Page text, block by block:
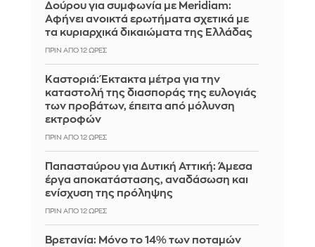
Δούρου για συμφωνία με Meridiam:
Αφήνει ανοικτά ερωτήματα σχετικά με
τα κυριαρχικά δικαιώματα της Ελλάδας
ΠΡΙΝ ΑΠΌ 12 ΏΡΕΣ
Καστοριά: Έκτακτα μέτρα για την
καταστολή της διασποράς της ευλογιάς
των προβάτων, έπειτα από μόλυνση
εκτροφών
ΠΡΙΝ ΑΠΌ 12 ΏΡΕΣ
Παπασταύρου για Δυτική Αττική: Άμεσα
έργα αποκατάστασης, αναδάσωση και
ενίσχυση της πρόληψης
ΠΡΙΝ ΑΠΌ 12 ΏΡΕΣ
Βρετανία: Μόνο το 14% των ποταμών